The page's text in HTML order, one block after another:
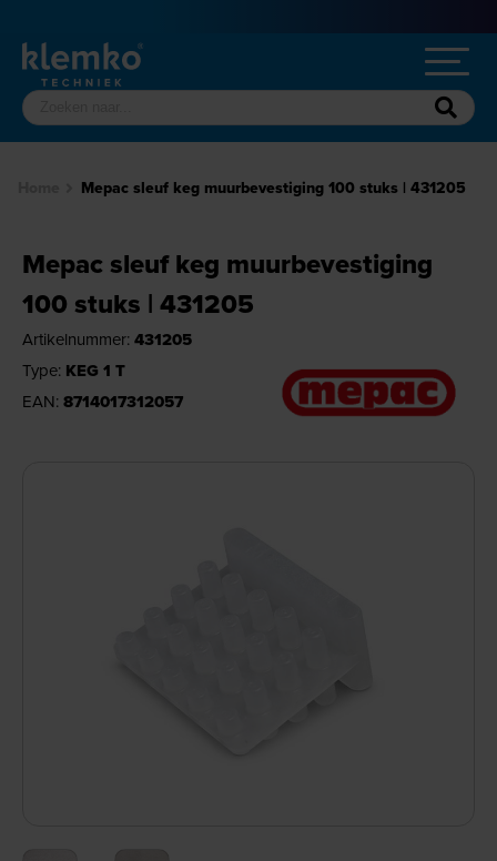
Mepac sleuf keg muurbevestiging 100 stuks | 431205
Mepac sleuf keg muurbevestiging
100 stuks | 431205
Artikelnummer: 431205
Type: KEG 1 T
EAN: 8714017312057